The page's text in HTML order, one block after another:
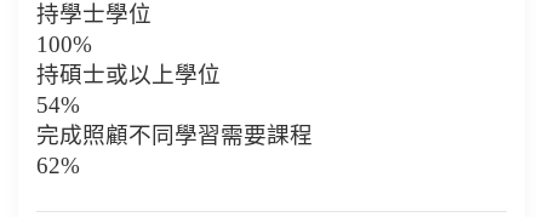
持學士學位
100%
持碩士或以上學位
54%
完成照顧不同學習需要課程
62%